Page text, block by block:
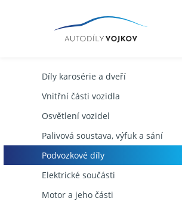
Díly karosérie a dveří
Vnitřní části vozidla
Osvětlení vozidel
Palivová soustava, výfuk a sání
Podvozkové díly
Elektrické součásti
Motor a jeho části